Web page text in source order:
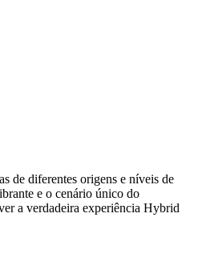
de diferentes origens e níveis de
e o cenário único do
a verdadeira experiência Hybrid